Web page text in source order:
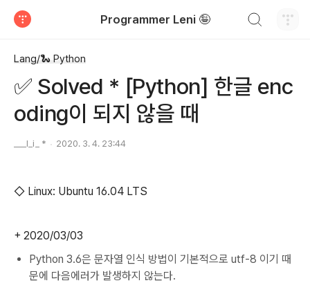
Programmer Leni 🤪
Lang/🐍 Python
✅ Solved * [Python] 한글 enc
oding이 되지 않을 때
___l_i_ * 2020. 3. 4. 23:44
◇ Linux: Ubuntu 16.04 LTS
+ 2020/03/03
Python 3.6은 문자열 인식 방법이 기본적으로 utf-8 이기 때
문에 다음에러가 발생하지 않는다.